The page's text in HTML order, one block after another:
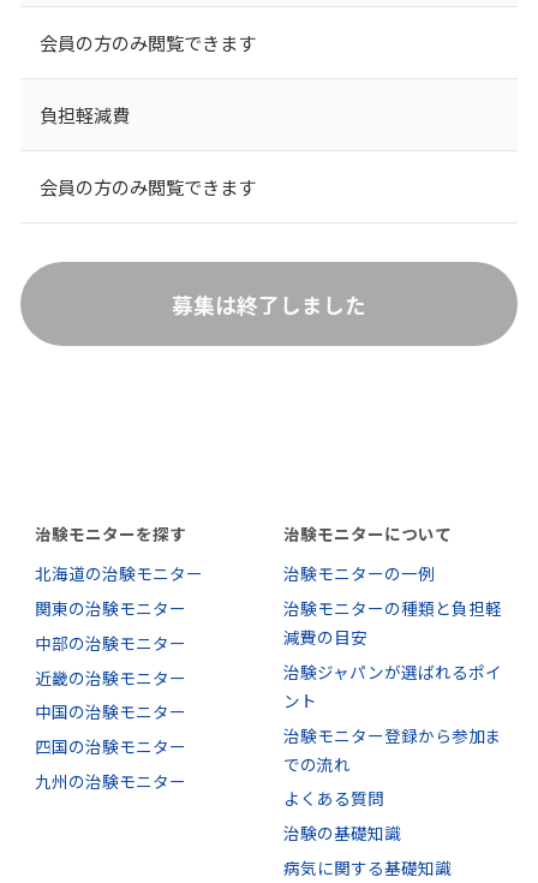
会員の方のみ閲覧できます
負担軽減費
会員の方のみ閲覧できます
募集は終了しました
治験モニターを探す
北海道の治験モニター
関東の治験モニター
中部の治験モニター
近畿の治験モニター
中国の治験モニター
四国の治験モニター
九州の治験モニター
治験モニターについて
治験モニターの一例
治験モニターの種類と負担軽
減費の目安
治験ジャパンが選ばれるポイ
ント
治験モニター登録から参加ま
での流れ
よくある質問
治験の基礎知識
病気に関する基礎知識